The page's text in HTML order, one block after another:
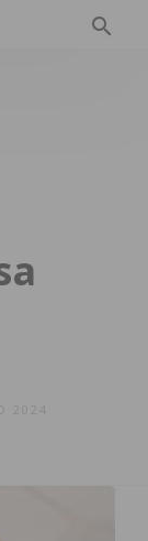
2024